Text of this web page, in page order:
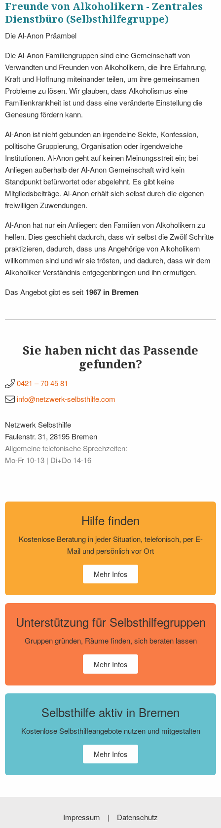
Freunde von Alkoholikern - Zentrales
Dienstbüro (Selbsthilfegruppe)
Die Al-Anon Präambel
Die Al-Anon Familiengruppen sind eine Gemeinschaft von
Verwandten und Freunden von Alkoholikern, die ihre Erfahrung,
Kraft und Hoffnung miteinander teilen, um ihre gemeinsamen
Probleme zu lösen. Wir glauben, dass Alkoholismus eine
Familienkrankheit ist und dass eine veränderte Einstellung die
Genesung fördern kann.
Al-Anon ist nicht gebunden an irgendeine Sekte, Konfession,
politische Gruppierung, Organisation oder irgendwelche
Institutionen. Al-Anon geht auf keinen Meinungsstreit ein; bei
Anliegen außerhalb der Al-Anon Gemeinschaft wird kein
Standpunkt befürwortet oder abgelehnt. Es gibt keine
Mitgliedsbeiträge. Al-Anon erhält sich selbst durch die eigenen
freiwilligen Zuwendungen.
Al-Anon hat nur ein Anliegen: den Familien von Alkoholikern zu
helfen. Dies geschieht dadurch, dass wir selbst die Zwölf Schritte
praktizieren, dadurch, dass uns Angehörige von Alkoholikern
willkommen sind und wir sie trösten, und dadurch, dass wir dem
Alkoholiker Verständnis entgegenbringen und ihn ermutigen.
Das Angebot gibt es seit 1967 in Bremen
Sie haben nicht das Passende
gefunden?
0421 – 70 45 81
info@netzwerk-selbsthilfe.com
Netzwerk Selbsthilfe
Faulenstr. 31, 28195 Bremen
Allgemeine telefonische Sprechzeiten:
Mo‐Fr 10‐13 | Di+Do 14‐16
Hilfe finden
Kostenlose Beratung in jeder Situation, telefonisch, per E-
Mail und persönlich vor Ort
Mehr Infos
Unterstützung für Selbsthilfegruppen
Gruppen gründen, Räume finden, sich beraten lassen
Mehr Infos
Selbsthilfe aktiv in Bremen
Kostenlose Selbsthilfeangebote nutzen und mitgestalten
Mehr Infos
Impressum Datenschutz